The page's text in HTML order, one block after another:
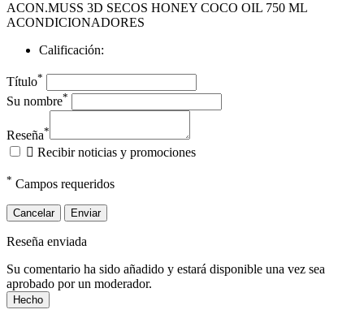
ACON.MUSS 3D SECOS HONEY COCO OIL 750 ML
ACONDICIONADORES
Calificación:
Título*
Su nombre*
Reseña*
 Recibir noticias y promociones
* Campos requeridos
Cancelar Enviar
Reseña enviada
Su comentario ha sido añadido y estará disponible una vez sea
aprobado por un moderador.
Hecho